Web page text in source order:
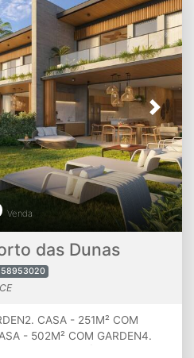
das Dunas
58953020
Next
Venda
CASA - 251M² COM
- 502M² COM GARDEN4.